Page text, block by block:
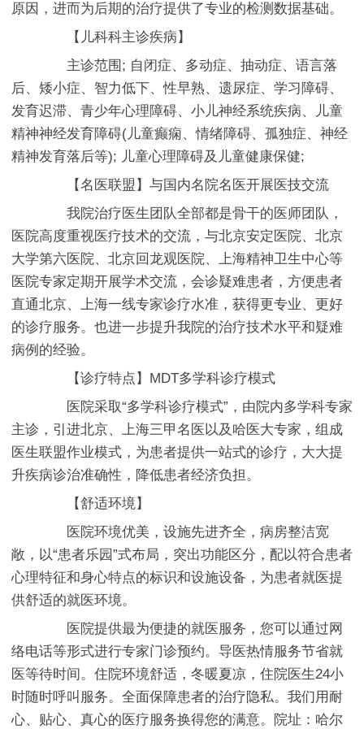
原因，进而为后期的治疗提供了专业的检测数据基础。
【儿科科主诊疾病】
主诊范围; 自闭症、多动症、抽动症、语言落
后、矮小症、智力低下、性早熟、遗尿症、学习障碍、
发育迟滞、青少年心理障碍、小儿神经系统疾病、儿童
精神神经发育障碍(儿童癫痫、情绪障碍、孤独症、神经
精神发育落后等); 儿童心理障碍及儿童健康保健;
【名医联盟】与国内名院名医开展医技交流
我院治疗医生团队全部都是骨干的医师团队，
医院高度重视医疗技术的交流，与北京安定医院、北京
大学第六医院、北京回龙观医院、上海精神卫生中心等
医院专家定期开展学术交流，会诊疑难患者，方便患者
直通北京、上海一线专家诊疗水准，获得更专业、更好
的诊疗服务。也进一步提升我院的治疗技术水平和疑难
病例的经验。
【诊疗特点】MDT多学科诊疗模式
医院采取“多学科诊疗模式”，由院内多学科专家
主诊，引进北京、上海三甲名医以及哈医大专家，组成
医生联盟作业模式，为患者提供一站式的诊疗，大大提
升疾病诊治准确性，降低患者经济负担。
【舒适环境】
医院环境优美，设施先进齐全，病房整洁宽
敞，以“患者乐园”式布局，突出功能区分，配以符合患者
心理特征和身心特点的标识和设施设备，为患者就医提
供舒适的就医环境。
医院提供最为便捷的就医服务，您可以通过网
络电话等形式进行专家门诊预约。导医热情服务节省就
医等待时间。住院环境舒适，冬暖夏凉，住院医生24小
时随时呼叫服务。全面保障患者的治疗隐私。我们用耐
心、贴心、真心的医疗服务换得您的满意。院址：哈尔